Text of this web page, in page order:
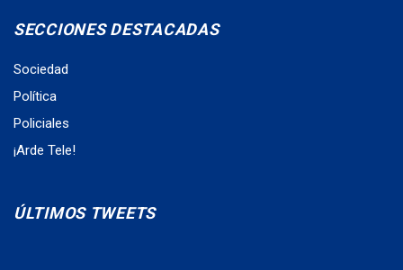
SECCIONES DESTACADAS
Sociedad
Política
Policiales
¡Arde Tele!
ÚLTIMOS TWEETS